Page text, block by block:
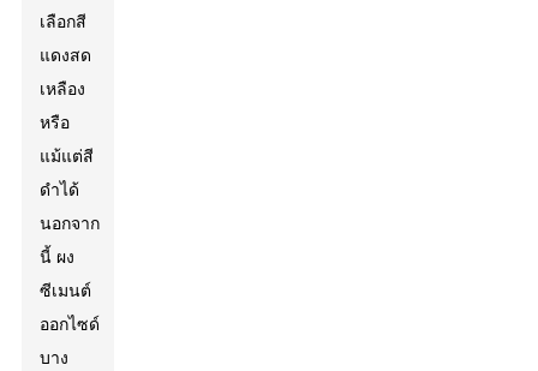
เลือกสี
แดงสด
เหลือง
หรือ
แม้แต่สี
ดำได้
นอกจาก
นี้ ผง
ซีเมนต์
ออกไซด์
บาง